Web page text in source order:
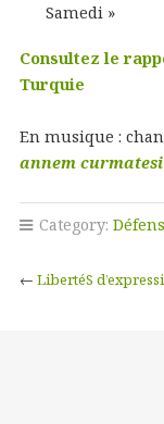
Samedi »
Consultez le
Turquie
En musique :
annem curmatesi
Category:
← LibertéS